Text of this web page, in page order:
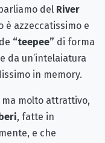
del River
è azzeccatissimo e
“teepee” di forma
da un’intelaiatura
in memory.
molto attrattivo,
, fatte in
e che